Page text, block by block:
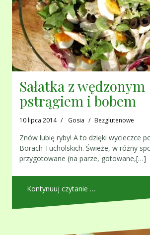
Sałatka z wędzonym
pstrągiem i bobem
10 lipca 2014 Gosia Bezglutenowe
Znów lubię ryby! A to dzięki wycieczce
Borach Tucholskich. Świeże, w różny
przygotowane (na parze, gotowane,[…]
Kontynuuj czytanie …